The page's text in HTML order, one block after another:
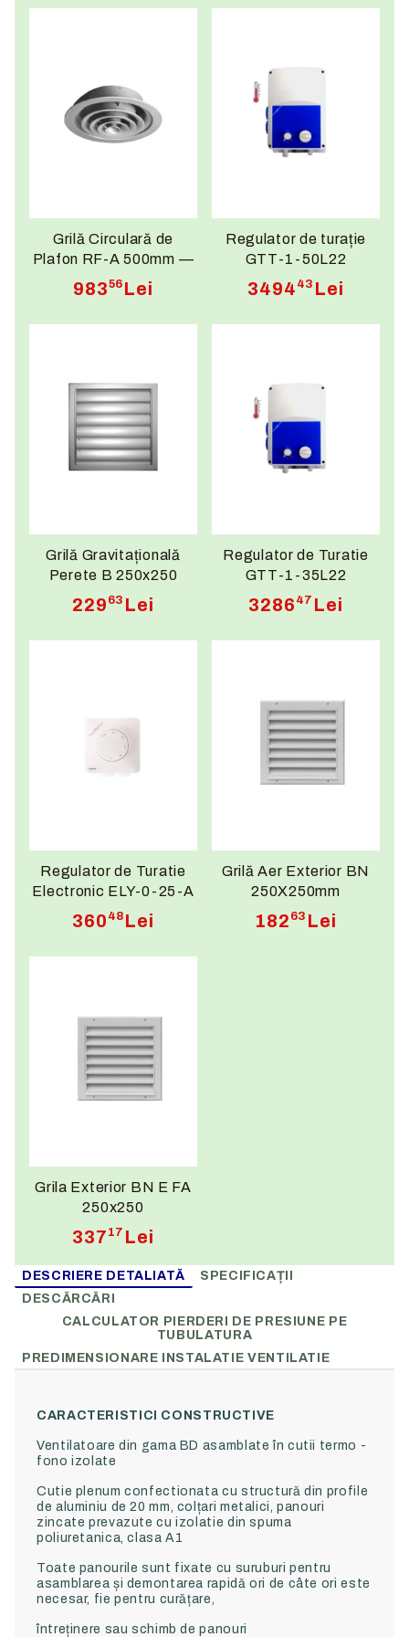
Grilă Circulară de
Plafon RF-A 500mm —
Fixare Șuruburi,
Titanium, Lamele
98356 Lei
Regulator de turație
GTT-1-50L22
3494 43 Lei
Grilă Gravitațională
Perete B 250x250
229 63 Lei
Regulator de Turatie
GTT-1-35L22
3286 47 Lei
Regulator de Turatie
Electronic ELY-0-25-A
360 48 Lei
Grilă Aer Exterior BN
250X250mm
182 63 Lei
Grila Exterior BN E FA
250x250
337 17 Lei
DESCRIERE DETALIATĂ
SPECIFICAȚII
DESCĂRCĂRI
CALCULATOR PIERDERI DE PRESIUNE PE
TUBULATURA
PREDIMENSIONARE INSTALATIE VENTILATIE
CARACTERISTICI CONSTRUCTIVE
Ventilatoare din gama BD asamblate în cutii termo -
fono izolate
Cutie plenum confectionata cu structură din profile
de aluminiu de 20 mm, colțari metalici, panouri
zincate prevazute cu izolatie din spuma
poliuretanica,clasa A1
Toate panourile sunt fixate cu suruburi pentru
asamblarea și demontarea rapidă ori de câte ori este
necesar, fie pentru curățare,
întreținere sau schimb de panouri